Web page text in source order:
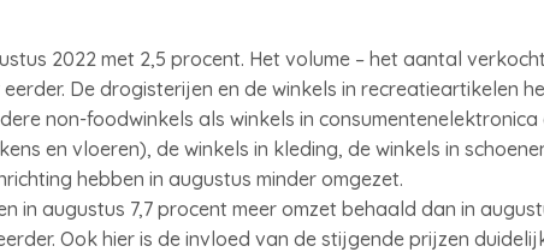
2022 met 2,5 procent. Het volume – het aantal
De drogisterijen en de winkels in recreatieartikelen
non-foodwinkels als winkels in consumentenelektronica
en vloeren), de winkels in kleding, de winkels in
hebben in augustus minder omgezet.
in augustus 7,7 procent meer omzet behaald dan in
Ook hier is de invloed van de stijgende prijzen